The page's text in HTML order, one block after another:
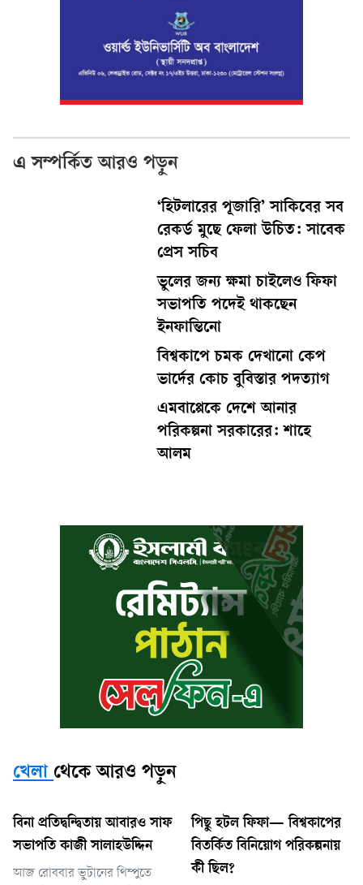
এ সম্পর্কিত আরও পড়ুন
‘হিটলারের পূজারি’ সাকিবের সব
রেকর্ড মুছে ফেলা উচিত: সাবেক
প্রেস সচিব
ভুলের জন্য ক্ষমা চাইলেও ফিফা
সভাপতি পদেই থাকছেন
ইনফান্তিনো
বিশ্বকাপে চমক দেখানো কেপ
ভার্দের কোচ বুবিস্তার পদত্যাগ
এমবাপ্পেকে দেশে আনার
পরিকল্পনা সরকারের: শাহে
আলম
খেলা থেকে আরও পড়ুন
বিনা প্রতিদ্বন্দ্বিতায় আবারও সাফ
সভাপতি কাজী সালাহউদ্দিন
আজ রোববার ভুটানের থিম্পুতে
পিছু হটল ফিফা— বিশ্বকাপের
বিতর্কিত বিনিয়োগ পরিকল্পনায়
কী ছিল?